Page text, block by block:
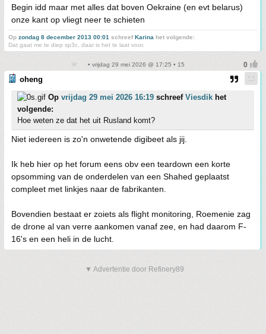
Begin idd maar met alles dat boven Oekraine (en evt belarus)
onze kant op vliegt neer te schieten
Op zondag 8 december 2013 00:01 schreef Karina het volgende:
Dat gaat me te diep sp3c, daar is het te laat voor.
• vrijdag 29 mei 2026 @ 17:25 • 15
oheng
Op vrijdag 29 mei 2026 16:19 schreef Viesdik het
volgende:
Hoe weten ze dat het uit Rusland komt?
Niet iedereen is zo'n onwetende digibeet als jij.
Ik heb hier op het forum eens obv een teardown een korte
opsomming van de onderdelen van een Shahed geplaatst
compleet met linkjes naar de fabrikanten.
Bovendien bestaat er zoiets als flight monitoring, Roemenie zag
de drone al van verre aankomen vanaf zee, en had daarom F-
16's en een heli in de lucht.
▼ Advertentie door Refinery89